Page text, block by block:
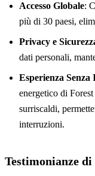
Accesso Globale:
più di 30 paesi,
Privacy e
dati personali,
Esperienza
energetico di
surriscaldi,
interruzioni.
Testimonianze